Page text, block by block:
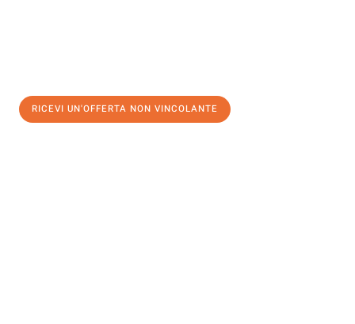
RICEVI UN'OFFERTA NON VINCOLANTE